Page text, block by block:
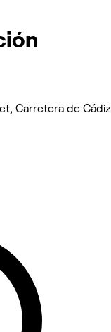
Carretera de Cádiz